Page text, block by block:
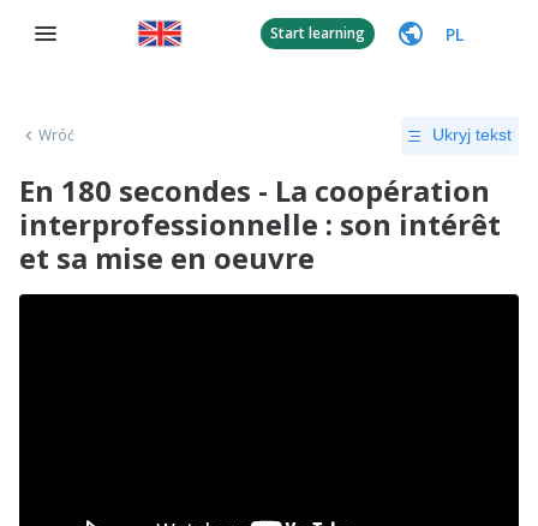
Start learning PL
Wróć Ukryj tekst
En 180 secondes - La coopération
interprofessionnelle : son intérêt
et sa mise en oeuvre